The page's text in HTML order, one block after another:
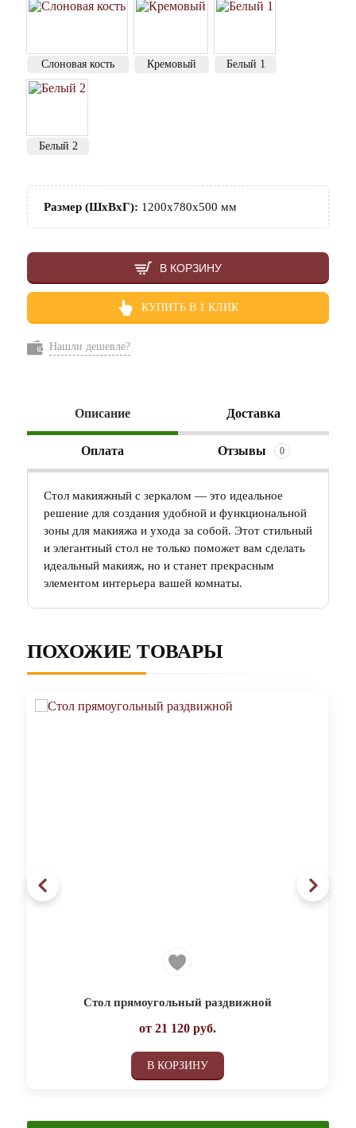
Слоновая кость Кремовый Белый 1
Белый 2
Размер (ШхВхГ): 1200х780х500 мм
В КОРЗИНУ
КУПИТЬ В 1 КЛИК
Нашли дешевле?
Описание Доставка
Оплата Отзывы 0
Стол макияжный с зеркалом — это идеальное
решение для создания удобной и функциональной
зоны для макияжа и ухода за собой. Этот стильный
и элегантный стол не только поможет вам сделать
идеальный макияж, но и станет прекрасным
элементом интерьера вашей комнаты.
ПОХОЖИЕ ТОВАРЫ
Стол прямоугольный раздвижной
от 21 120руб.
В КОРЗИНУ